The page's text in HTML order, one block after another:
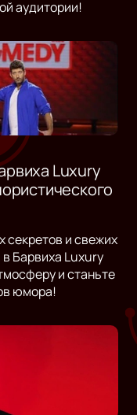
аудитории!
Luxury
секретов и свежих
Барвиха Luxury
и станьте
юмора!